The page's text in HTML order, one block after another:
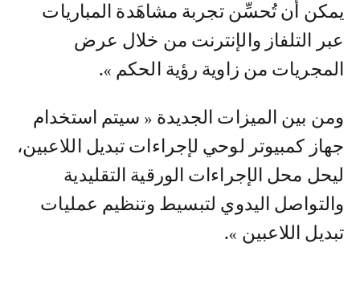
يمكن أن تُحسِّن تجربة مشاهَدة المباريات
عبر التلفاز والإنترنت من خلال عرض
المجريات من زاوية رؤية الحكم ».
ومن بين الميزات الجديدة « سيتم استخدام
جهاز كمبيوتر لوحي لإجراءات تبديل اللاعبين،
ليحل محل الإجراءات الورقية التقليدية
والتواصل اليدوي لتبسيط وتنظيم عمليات
تبديل اللاعبين ».